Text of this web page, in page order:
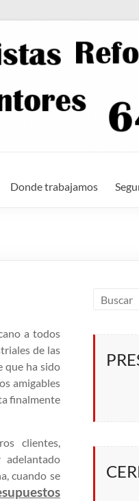
Donde trabajamos
a todos
de las
que ha sido
amigables
finalmente
clientes,
adelantado
cuando se